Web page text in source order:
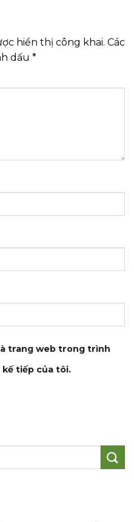
hiển thị công khai. Các
dấu *
trang web trong trình
tiếp của tôi.